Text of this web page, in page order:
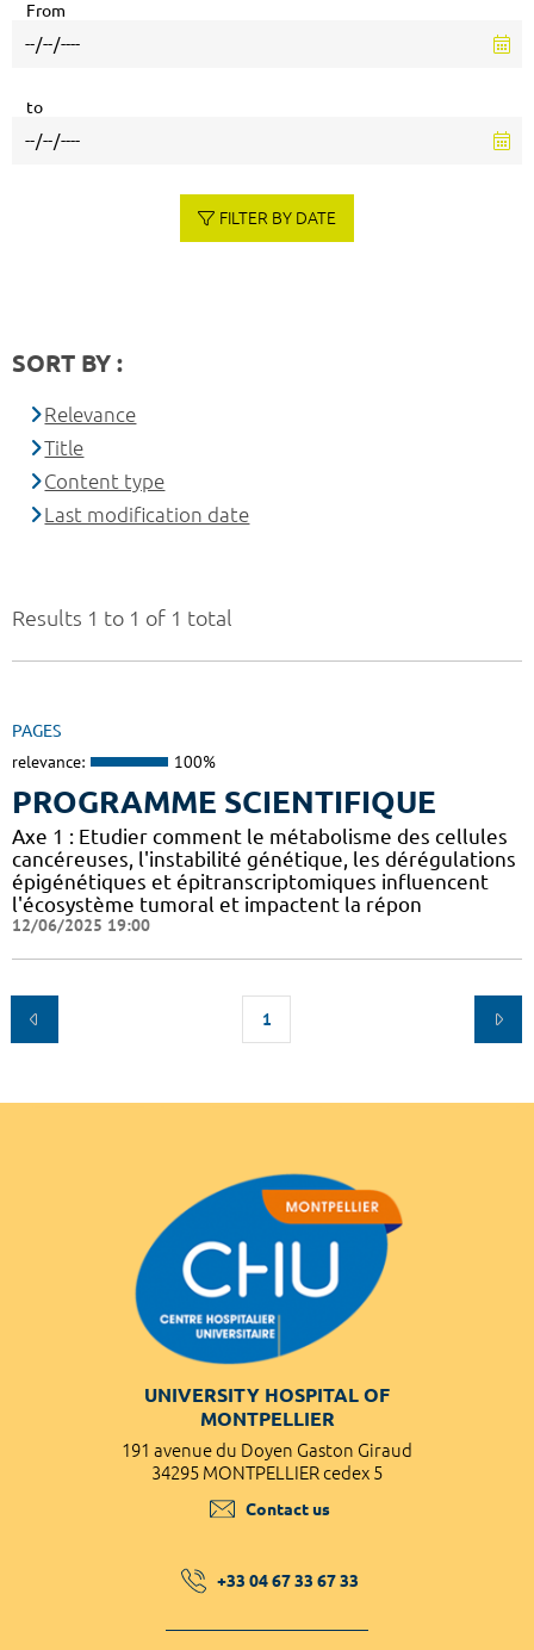
Results 1 to 1 of 1 total
PAGES
relevance: 100%
PROGRAMME SCIENTIFIQUE
Axe 1 : Etudier comment le métabolisme des cellules
cancéreuses, l'instabilité génétique, les dérégulations
épigénétiques et épitranscriptomiques influencent
l'écosystème tumoral et impactent la répon
12/06/2025 19:00
1
From
to
FILTER BY DATE
SORT BY :
Relevance
Title
Content type
Last modification date
UNIVERSITY HOSPITAL OF
MONTPELLIER
191 avenue du Doyen Gaston Giraud
34295 MONTPELLIER cedex 5
Contact us
+33 04 67 33 67 33